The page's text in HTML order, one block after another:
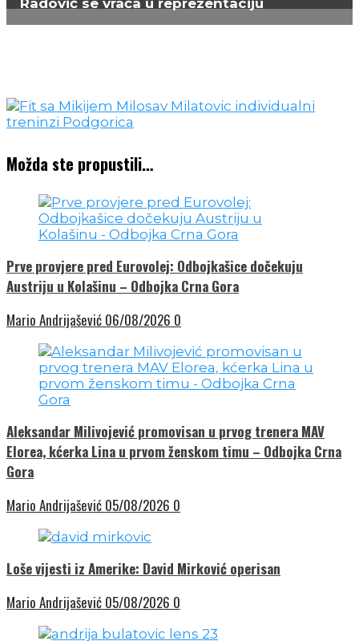
Možda ste propustili…
Prve provjere pred Eurovolej: Odbojkašice dočekuju
Austriju u Kolašinu – Odbojka Crna Gora
Mario Andrijašević 06/08/2026 0
Aleksandar Milivojević promovisan u prvog trenera MAV
Elorea, kćerka Lina u prvom ženskom timu – Odbojka Crna
Gora
Mario Andrijašević 05/08/2026 0
Loše vijesti iz Amerike: David Mirković operisan
Mario Andrijašević 05/08/2026 0